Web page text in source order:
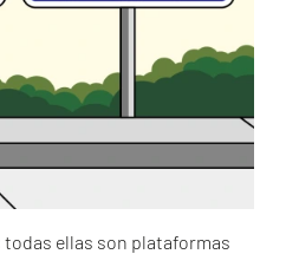
todas ellas son plataformas